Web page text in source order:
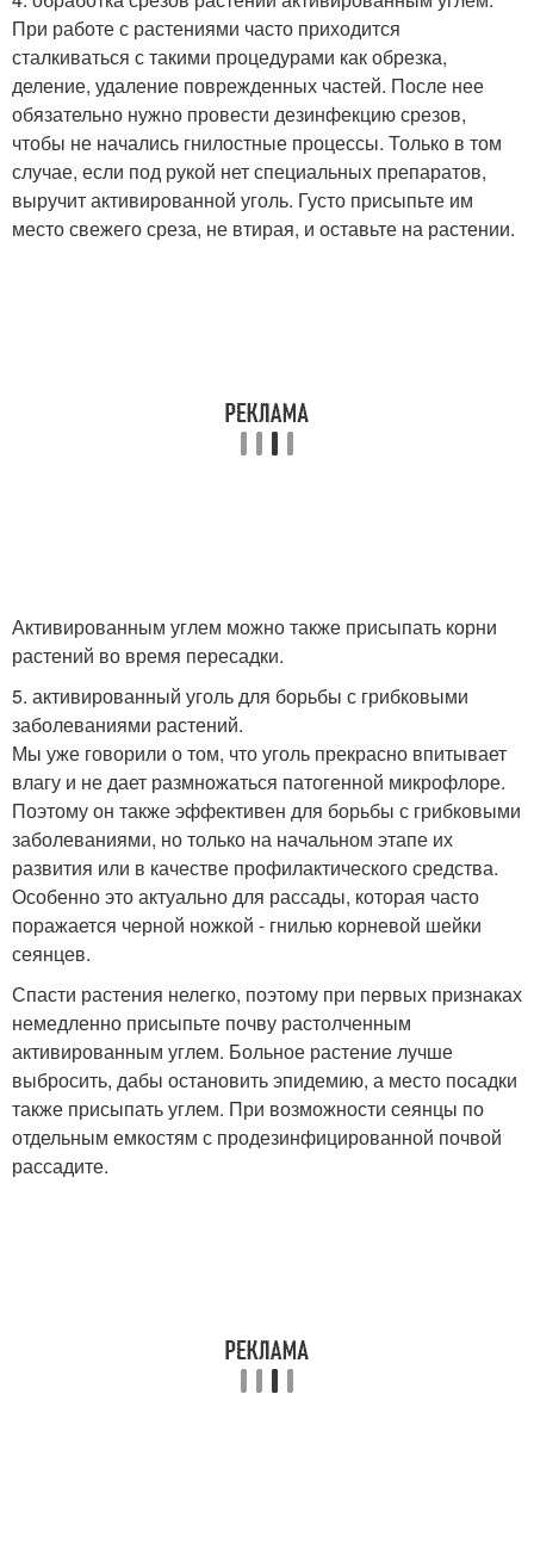
При работе с растениями часто приходится
сталкиваться с такими процедурами как обрезка,
деление, удаление поврежденных частей. После нее
обязательно нужно провести дезинфекцию срезов,
чтобы не начались гнилостные процессы. Только в том
случае, если под рукой нет специальных препаратов,
выручит активированной уголь. Густо присыпьте им
место свежего среза, не втирая, и оставьте на растении.
Активированным углем можно также присыпать корни
растений во время пересадки.
5. активированный уголь для борьбы с грибковыми
заболеваниями растений.
Мы уже говорили о том, что уголь прекрасно впитывает
влагу и не дает размножаться патогенной микрофлоре.
Поэтому он также эффективен для борьбы с грибковыми
заболеваниями, но только на начальном этапе их
развития или в качестве профилактического средства.
Особенно это актуально для рассады, которая часто
поражается черной ножкой - гнилью корневой шейки
сеянцев.
Спасти растения нелегко, поэтому при первых признаках
немедленно присыпьте почву растолченным
активированным углем. Больное растение лучше
выбросить, дабы остановить эпидемию, а место посадки
также присыпать углем. При возможности сеянцы по
отдельным емкостям с продезинфицированной почвой
рассадите.